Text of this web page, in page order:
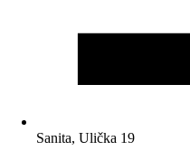
Sanita, Ulička 19